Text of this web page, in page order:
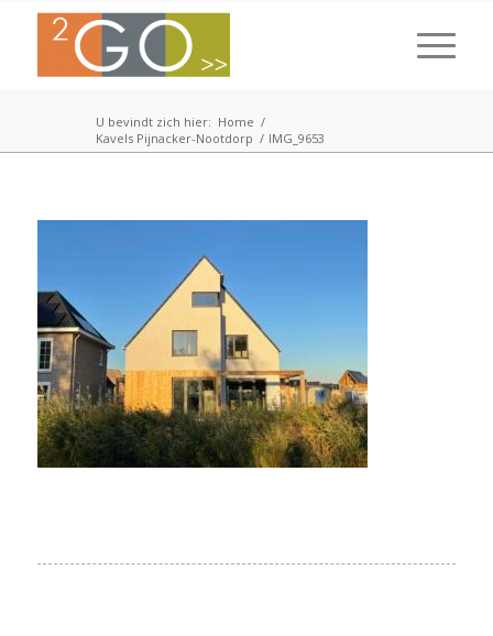
U bevindt zich hier: Home /
Kavels Pijnacker-Nootdorp / IMG_9653